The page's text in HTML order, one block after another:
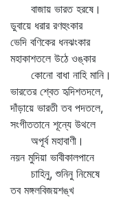
বাজায় ভারত হরষে।
ডুবায়ে ধরার রণহুংকার
ভেদি বণিকের ধনঝংকার
মহাকাশতলে উঠে ওঙ্কার
কোনো বাধা নাহি মানি।
ভারতের শ্বেত হৃদিশতদলে,
দাঁড়ায়ে ভারতী তব পদতলে,
সংগীততানে শূন্যে উথলে
অপূর্ব মহাবাণী।
নয়ন মুদিয়া ভাবীকালপানে
চাহিনু, শুনিনু নিমেষে
তব মঙ্গলবিজয়শঙ্খ